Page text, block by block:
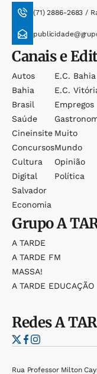
(71) 2886-2683 /
Canais e
Autos
Bahia
Brasil
Saúde
Cineinsite
Concursos
Cultura
Digital
Salvador
Economia
E.c. Bahia
E.c.
Empregos
Muito
Mundo
Opinião
Política
GrupoA
A TARDE
A TARDE FM
MASSA!
A TARDE EDUCAÇÃO
RedesA
Rua Professor Milton